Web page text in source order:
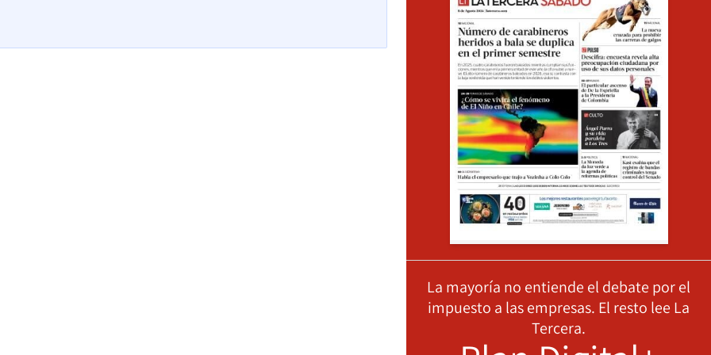
La mayoría no entiende el debate por el
impuesto a las empresas. El resto lee La
Tercera.